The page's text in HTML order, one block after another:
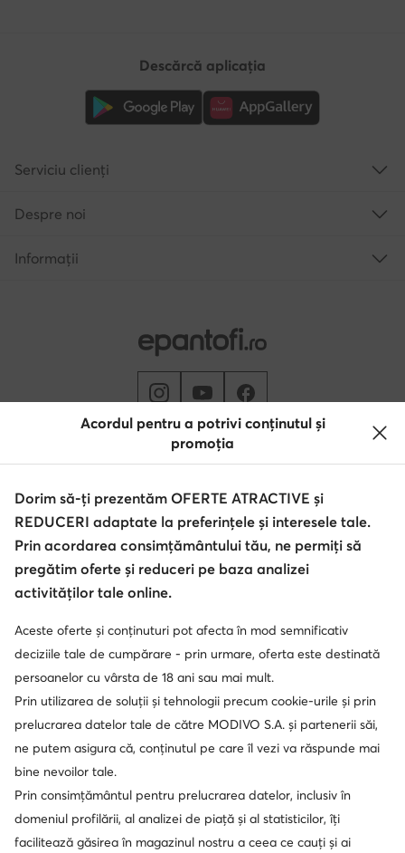
Schimbă țara: Rumunia (RO)
Descărcă aplicația
Serviciu clienți
Despre noi
Informații
© epantofi.ro 2026
Regulament
Modifică setările
Politica de confidențialitate
Protecția datelor
Soluționarea alternativă a litigilor
Acordul pentru a potrivi conținutul și
promoția
Dorim să-ți prezentăm OFERTE ATRACTIVE și
REDUCERI adaptate la preferințele și interesele tale.
Prin acordarea consimțământului tău, ne permiți să
pregătim oferte și reduceri pe baza analizei
activităților tale online.
Aceste oferte și conținuturi pot afecta în mod semnificativ
deciziile tale de cumpărare - prin urmare, oferta este destinată
persoanelor cu vârsta de 18 ani sau mai mult.
Prin utilizarea de soluții și tehnologii precum cookie-urile și prin
prelucrarea datelor tale de către MODIVO S.A. și partenerii săi,
ne putem asigura că, conținutul pe care îl vezi va răspunde mai
bine nevoilor tale.
Prin consimțământul pentru prelucrarea datelor, inclusiv în
domeniul profilării, al analizei de piață și al statisticilor, îți
facilitează găsirea în magazinul nostru a ceea ce cauți și ai